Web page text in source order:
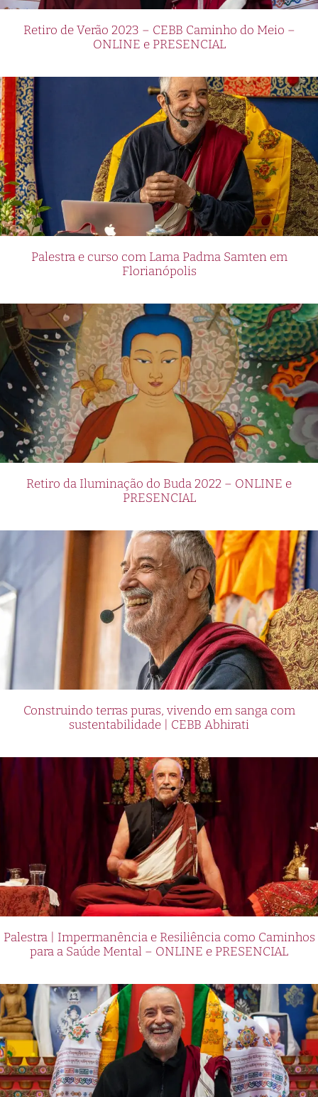
Retiro de Verão 2023 – CEBB Caminho do Meio –
ONLINE e PRESENCIAL
Palestra e curso com Lama Padma Samten em
Florianópolis
Retiro da Iluminação do Buda 2022 – ONLINE e
PRESENCIAL
Construindo terras puras, vivendo em sanga com
sustentabilidade | CEBB Abhirati
Palestra | Impermanência e Resiliência como Caminhos
para a Saúde Mental – ONLINE e PRESENCIAL